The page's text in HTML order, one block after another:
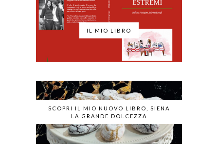
IL MIO LIBRO
SCOPRI IL MIO NUOVO LIBRO, SIENA
LA GRANDE DOLCEZZA